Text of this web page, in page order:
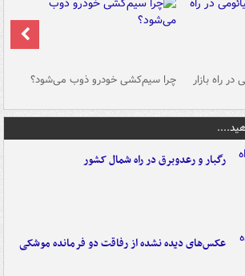
راه بازار چرا سیم‌کشی خودرو ذوب می‌شود؟
رگبار و رعدوبرق در راه شمال کشور
عکس‌های دیده نشده از رفاقت دو فرمانده‌ موشکی